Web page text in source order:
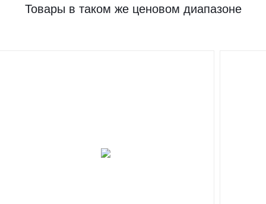
Товары в таком же ценовом диапазоне